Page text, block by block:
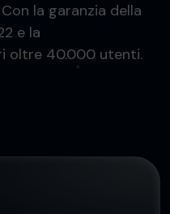
la garanzia della
e la
oltre 40.000 utenti.